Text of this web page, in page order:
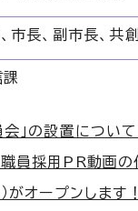
市長、副市長、
会」の設置につ
員採用PR動画
オープンします